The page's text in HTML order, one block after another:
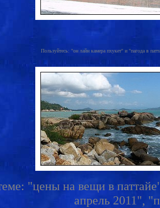
Пользуйтесь: "он лайн камера пхукет" и "пагода в
"цены на вещи в
апрель 2011",